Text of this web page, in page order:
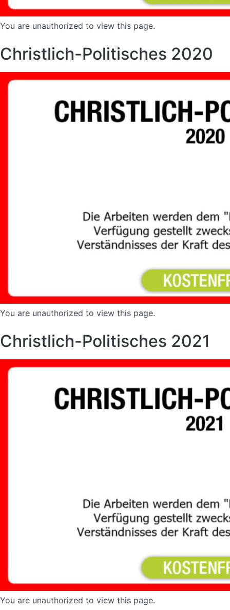
You are unauthorized to view this page.
Christlich-Politisches 2020
You are unauthorized to view this page.
Christlich-Politisches 2021
You are unauthorized to view this page.